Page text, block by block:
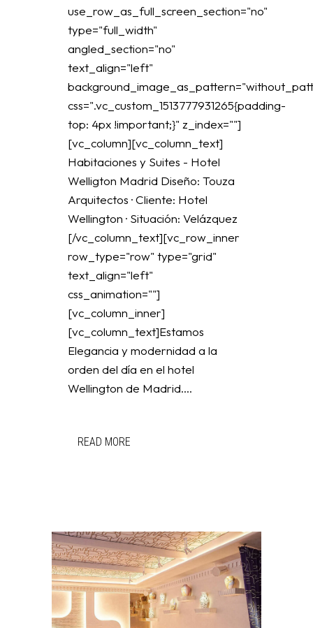
use_row_as_full_screen_section="no"
type="full_width"
angled_section="no"
text_align="left"
css=".vc_custom_1513777931265{padding-
top: 4px !important;}" z_index=""]
[vc_column][vc_column_text]
Habitaciones y Suites - Hotel
Welligton Madrid Diseño: Touza
Arquitectos · Cliente: Hotel
Wellington · Situación: Velázquez
[/vc_column_text][vc_row_inner
row_type="row" type="grid"
text_align="left"
css_animation=""]
[vc_column_inner]
[vc_column_text]Estamos
Elegancia y modernidad a la
orden del día en el hotel
Wellington de Madrid....
READ MORE